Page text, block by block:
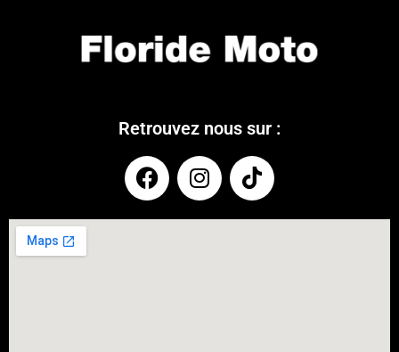
Retrouvez nous sur :